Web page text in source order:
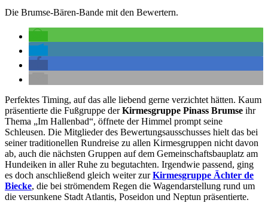
Die Brumse-Bären-Bande mit den Bewertern.
Perfektes Timing, auf das alle liebend gerne verzichtet hätten. Kaum
präsentierte die Fußgruppe derKirmesgruppe Pinass Brumse ihr
Thema „Im Hallenbad“, öffnete der Himmel prompt seine
Schleusen. Die Mitglieder des Bewertungsausschusses hielt das bei
seiner traditionellen Rundreise zu allen Kirmesgruppen nicht davon
ab, auch die nächsten Gruppen auf dem Gemeinschaftsbauplatz am
Hundeiken in aller Ruhe zu begutachten. Irgendwie passend, ging
es doch anschließend gleich weiter zurKirmesgruppe Ächter de
Biecke, die bei strömendem Regen die Wagendarstellung rund um
die versunkene Stadt Atlantis, Poseidon und Neptun präsentierte.